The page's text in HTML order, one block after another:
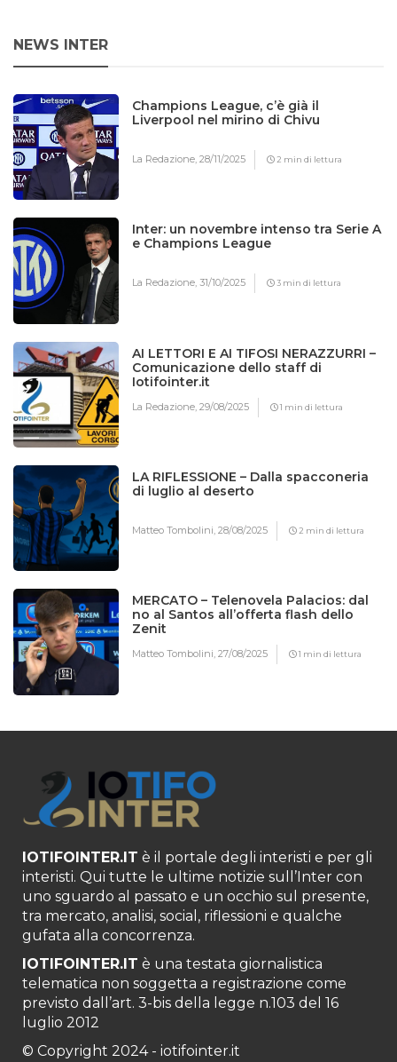
NEWS INTER
Champions League, c’è già il
Liverpool nel mirino di Chivu
La Redazione,28/11/2025 2 min di lettura
Inter: un novembre intenso tra Serie A
e Champions League
La Redazione,31/10/2025 3 min di lettura
AI LETTORI E AI TIFOSI NERAZZURRI –
Comunicazione dello staff di
Iotifointer.it
La Redazione,29/08/2025 1 min di lettura
LA RIFLESSIONE – Dalla spacconeria
di luglio al deserto
Matteo Tombolini,28/08/2025 2 min di lettura
MERCATO – Telenovela Palacios: dal
no al Santos all’offerta flash dello
Zenit
Matteo Tombolini,27/08/2025 1 min di lettura
IOTIFOINTER.IT è il portale degli interisti e per gli
interisti. Qui tutte le ultime notizie sull’Inter con
uno sguardo al passato e un occhio sul presente,
tra mercato, analisi, social, riflessioni e qualche
gufata alla concorrenza.
IOTIFOINTER.IT è una testata giornalistica
telematica non soggetta a registrazione come
previsto dall’art. 3-bis della legge n.103 del 16
luglio 2012
© Copyright 2024 - iotifointer.it